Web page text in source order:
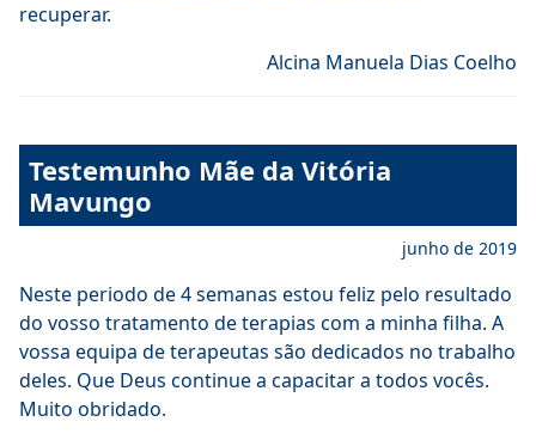
recuperar.
Alcina Manuela Dias Coelho
Testemunho Mãe da Vitória
Mavungo
junho de 2019
Neste periodo de 4 semanas estou feliz pelo resultado
do vosso tratamento de terapias com a minha filha. A
vossa equipa de terapeutas são dedicados no trabalho
deles. Que Deus continue a capacitar a todos vocês.
Muito obridado.